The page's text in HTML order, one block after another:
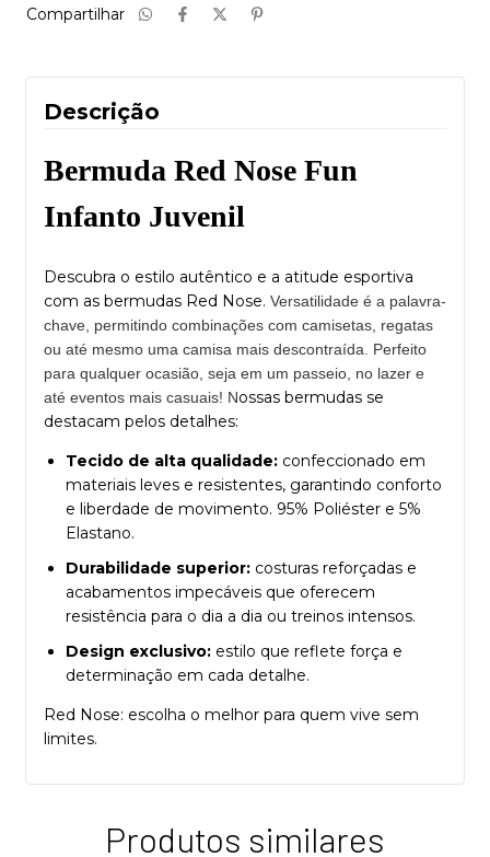
Compartilhar
Descrição
Bermuda Red Nose Fun
Infanto Juvenil
Descubra o estilo autêntico e a atitude esportiva
com as bermudas Red Nose. Versatilidade é a palavra-
chave, permitindo combinações com camisetas, regatas
ou até mesmo uma camisa mais descontraída. Perfeito
para qualquer ocasião, seja em um passeio, no lazer e
até eventos mais casuais! Nossas bermudas se
destacam pelos detalhes:
Tecido de alta qualidade: confeccionado em
materiais leves e resistentes, garantindo conforto
e liberdade de movimento. 95% Poliéster e 5%
Elastano.
Durabilidade superior: costuras reforçadas e
acabamentos impecáveis que oferecem
resistência para o dia a dia ou treinos intensos.
Design exclusivo: estilo que reflete força e
determinação em cada detalhe.
Red Nose: escolha o melhor para quem vive sem
limites.
Produtos similares